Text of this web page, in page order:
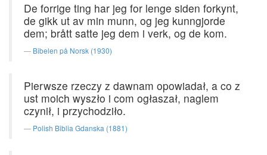
De forrige ting har jeg for lenge siden forkynt,
de gikk ut av min munn, og jeg kunngjorde
dem; brått satte jeg dem i verk, og de kom.
Bibelen på Norsk (1930)
Pierwsze rzeczy z dawnam opowiadał, a co z
ust moich wyszło i com ogłaszał, naglem
czynił, i przychodziło.
Polish Biblia Gdanska (1881)